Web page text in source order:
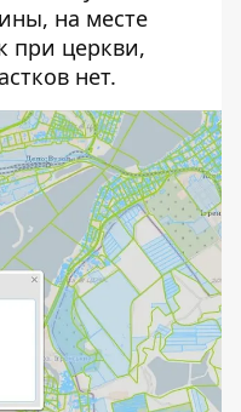
на месте
при церкви,
нет.